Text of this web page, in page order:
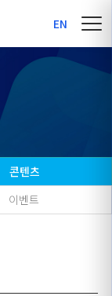
EN
콘텐츠
이벤트